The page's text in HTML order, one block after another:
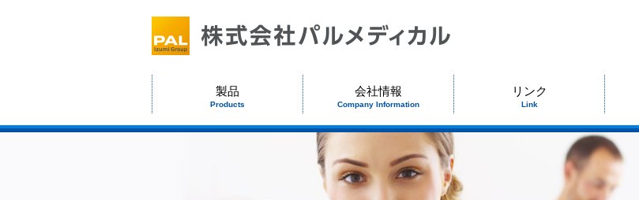
製品
Products
会社情報
Company Information
リンク
Link